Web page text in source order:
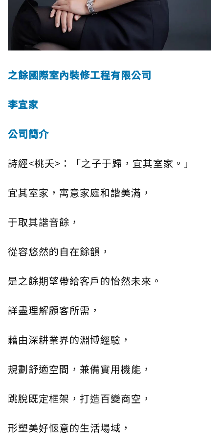
之餘國際室內裝修工程有限公司
李宜家
公司簡介
詩經<桃夭>：「之子于歸，宜其室家。」
宜其室家，寓意家庭和諧美滿，
于取其諧音餘，
從容悠然的自在餘韻，
是之餘期望帶給客戶的怡然未來。
詳盡理解顧客所需，
藉由深耕業界的淵博經驗，
規劃舒適空間，兼備實用機能，
跳脫既定框架，打造百變商空，
形塑美好愜意的生活場域，